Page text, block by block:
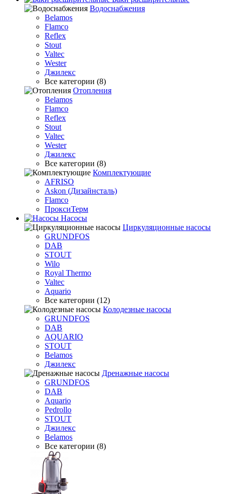
Водоснабжения
Belamos
Flamco
Reflex
Stout
Valtec
Wester
Джилекс
Все категории (8)
Отопления
Belamos
Flamco
Reflex
Stout
Valtec
Wester
Джилекс
Все категории (8)
Комплектующие
AFRISO
Askon (Дизайнсталь)
Flamco
ПроксиТерм
Насосы
Циркуляционные насосы
GRUNDFOS
DAB
STOUT
Wilo
Royal Thermo
Valtec
Aquario
Все категории (12)
Колодезные насосы
GRUNDFOS
DAB
AQUARIO
STOUT
Belamos
Джилекс
Дренажные насосы
GRUNDFOS
DAB
Aquario
Pedrollo
STOUT
Джилекс
Belamos
Все категории (8)